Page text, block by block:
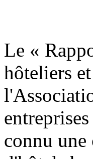
Le «
hôteliers
connu